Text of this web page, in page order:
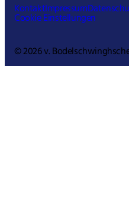
KontaktImpressum
Cookie Einstellungen
© 2026 v.